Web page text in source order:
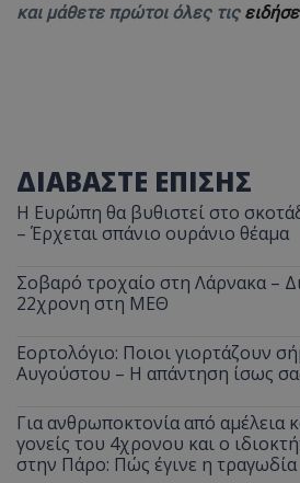
και μάθετε πρώτοι όλες τις
ΔΙΑΒΑΣΤΕ ΕΠΙΣΗΣ
Η Ευρώπη θα βυθιστεί στο
– Έρχεται σπάνιο ουράνιο θέαμα
Σοβαρό τροχαίο στη Λάρνακα –
22χρονη στη ΜΕΘ
Εορτολόγιο: Ποιοι γιορτάζουν
Αυγούστου – Η απάντηση ίσως
Για ανθρωποκτονία από αμέλεια
γονείς του 4χρονου και ο
στην Πάρο: Πώς έγινε η τραγωδία